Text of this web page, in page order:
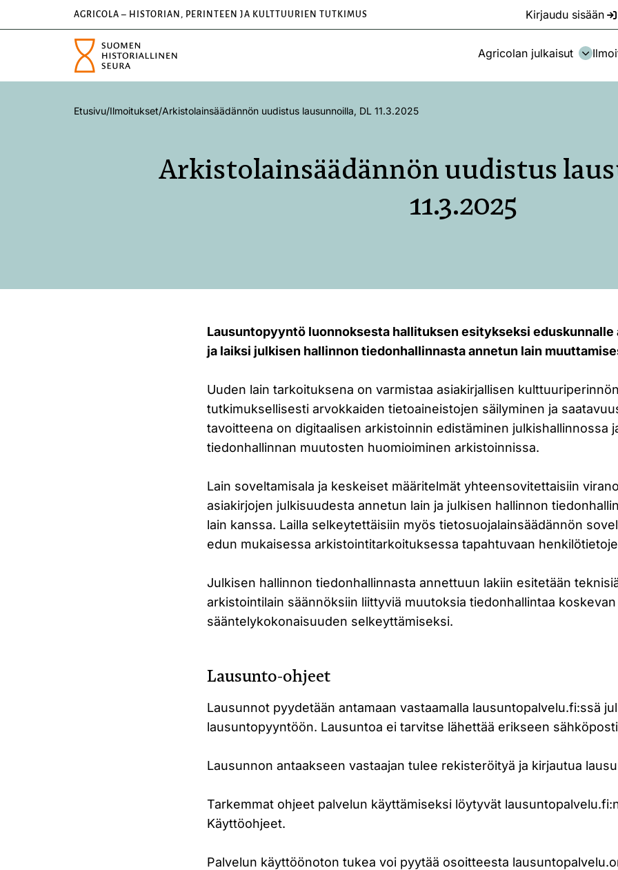
AGRICOLA – HISTORIAN, PERINTEEN JA KULTTUURIEN TUTKIMUS Kirjaudu sisään
Agricolan julkaisut
Etusivu/Ilmoitukset/Arkistolainsäädännön uudistus lausunnoilla, DL 11.3.2025
Arkistolainsäädännön uudistus
11.3.2025
Lausuntopyyntö luonnoksesta hallituksen esitykseksi
ja laiksi julkisen hallinnon tiedonhallinnasta annetun lain
Uuden lain tarkoituksena on varmistaa asiakirjallisen
tutkimuksellisesti arvokkaiden tietoaineistojen säilyminen ja
tavoitteena on digitaalisen arkistoinnin edistäminen julkishallinnossa
tiedonhallinnan muutosten huomioiminen arkistoinnissa.
Lain soveltamisala ja keskeiset määritelmät yhteensovitettaisiin
asiakirjojen julkisuudesta annetun lain ja julkisen hallinnon
lain kanssa. Lailla selkeytettäisiin myös tietosuojalainsäädännön
edun mukaisessa arkistointitarkoituksessa tapahtuvaan
Julkisen hallinnon tiedonhallinnasta annettuun lakiin esitetään
arkistointilain säännöksiin liittyviä muutoksia tiedonhallintaa koskevan
sääntelykokonaisuuden selkeyttämiseksi.
Lausunto-ohjeet
Lausunnot pyydetään antamaan vastaamalla lausuntopalvelu.fi:ssä
lausuntopyyntöön. Lausuntoa ei tarvitse lähettää erikseen
Lausunnon antaakseen vastaajan tulee rekisteröityä ja kirjautua
Tarkemmat ohjeet palvelun käyttämiseksi löytyvät
Käyttöohjeet.
Palvelun käyttöönoton tukea voi pyytää osoitteesta